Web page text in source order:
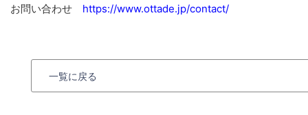
お問い合わせ https://www.ottade.jp/contact/
一覧に戻る